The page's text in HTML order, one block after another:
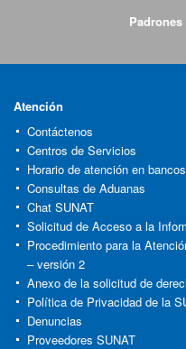
Atención
Contáctenos
Centros de Servicios
Horario de atención en bancos
Consultas de Aduanas
Chat SUNAT
Solicitud de Acceso a la
Procedimiento para la
– versión 2
Anexo de la solicitud de
Política de Privacidad de la
Denuncias
Proveedores SUNAT